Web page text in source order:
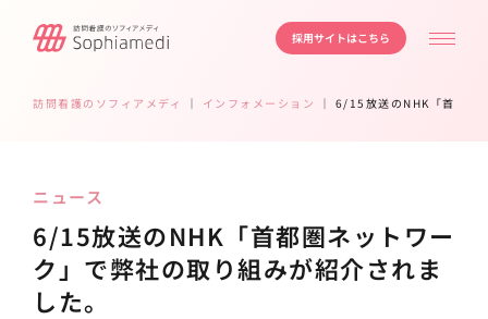
採用サイトはこちら
訪問看護のソフィアメディ ｜ インフォメーション ｜ 6/15放送のNHK「首都圏
ニュース
6/15放送のNHK「首都圏ネットワー
ク」で弊社の取り組みが紹介されま
した。